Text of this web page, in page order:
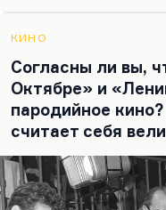
соответствовала
Формально она о
Союз
Украина et сetera.
жизнь вот эта
режиссерскому
снял про
КИНО
Согласны ли вы,
Октябре» и
пародийное
считает себя